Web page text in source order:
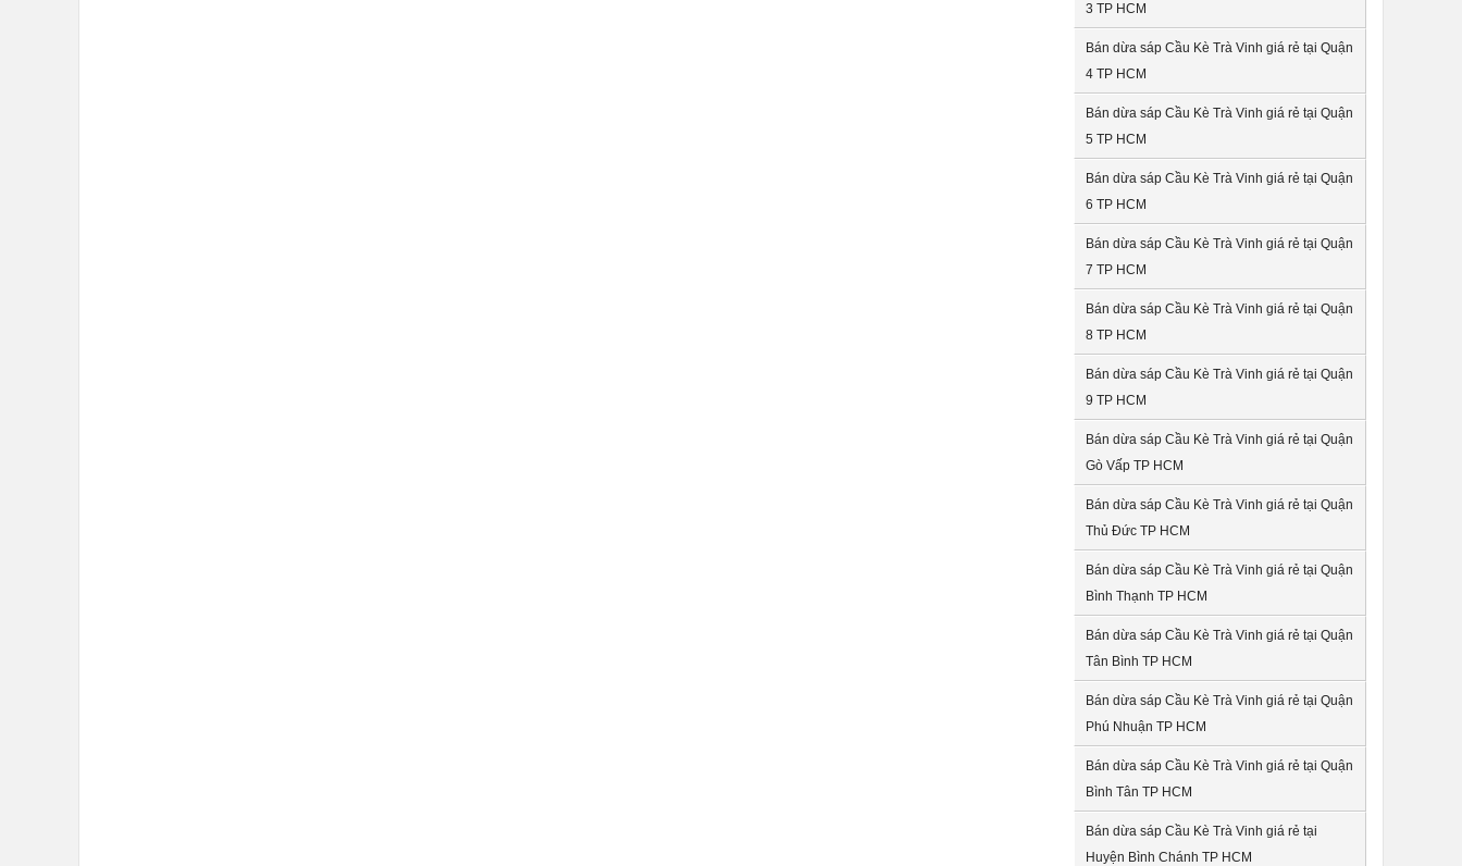
3 TP HCM
Bán dừa sáp Cầu Kè Trà Vinh giá rẻ tại Quận
4 TP HCM
Bán dừa sáp Cầu Kè Trà Vinh giá rẻ tại Quận
5 TP HCM
Bán dừa sáp Cầu Kè Trà Vinh giá rẻ tại Quận
6 TP HCM
Bán dừa sáp Cầu Kè Trà Vinh giá rẻ tại Quận
7 TP HCM
Bán dừa sáp Cầu Kè Trà Vinh giá rẻ tại Quận
8 TP HCM
Bán dừa sáp Cầu Kè Trà Vinh giá rẻ tại Quận
9 TP HCM
Bán dừa sáp Cầu Kè Trà Vinh giá rẻ tại Quận
Gò Vấp TP HCM
Bán dừa sáp Cầu Kè Trà Vinh giá rẻ tại Quận
Thủ Đức TP HCM
Bán dừa sáp Cầu Kè Trà Vinh giá rẻ tại Quận
Bình Thạnh TP HCM
Bán dừa sáp Cầu Kè Trà Vinh giá rẻ tại Quận
Tân Bình TP HCM
Bán dừa sáp Cầu Kè Trà Vinh giá rẻ tại Quận
Phú Nhuận TP HCM
Bán dừa sáp Cầu Kè Trà Vinh giá rẻ tại Quận
Bình Tân TP HCM
Bán dừa sáp Cầu Kè Trà Vinh giá rẻ tại
Huyện Bình Chánh TP HCM